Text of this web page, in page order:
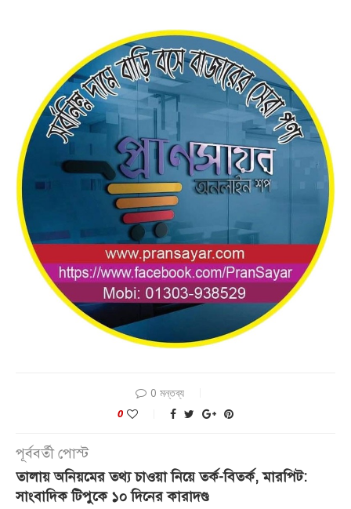
0 মন্তব্য
0
পূর্ববর্তী পোস্ট
তালায় অনিয়মের তথ্য চাওয়া নিয়ে তর্ক-বিতর্ক, মারপিট:
সাংবাদিক টিপুকে ১০ দিনের কারাদণ্ড